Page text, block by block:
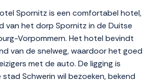
Spornitz is een comfortabel hotel,
van het dorp Spornitz in de Duitse
Vorpommern. Het hotel bevindt
van de snelweg, waardoor het goed
met de auto. De ligging is
Schwerin wil bezoeken, bekend